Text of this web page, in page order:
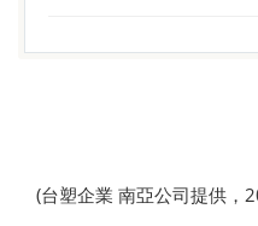
(台塑企業 南亞公司提供，